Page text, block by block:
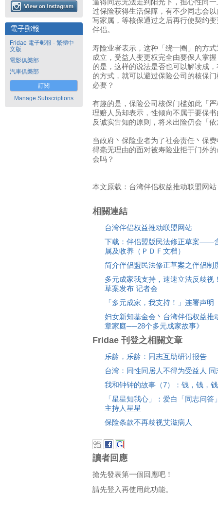
電子郵報
Fridae 電子郵報 - 繁體中
文版
電影俱樂部
汽車俱樂部
訂閱
Manage Subscriptions
逼得同志无法走到阳光下，担心性向
过保险获得生活保障，有不少同志会
写家属，等核保通过之后再行使契约
伴侣。
寿险业者表示，这种「绕一圈」的方
成立，受益人变更权完全由要保人掌
的是，这样的说法是否也可以解读成
的方式，就可以避过保险公司的核保
必要？
有趣的是，保险公司核保门槛如此「
理赔人员却表示，性倾向不属于要保
反诚实告知的原则，将来出险仍会「
当政府丶保险业者为了社会责任丶保
得毫无理由的面对被寿险业拒于门外
会吗？
本文原载：台湾伴侣权益推动联盟网站
相關連結
台湾伴侣权益推动联盟网站
下载：伴侣盟版民法修正草案――
属及收养（ＰＤＦ文档）
简介伴侣盟民法修正草案之伴侣制
多元成家我支持，速速立法反歧视
草案发布 记者会
「多元成家，我支持！」连署声明
妇女新知基金会丶台湾伴侣权益推
章家庭──28个多元成家故事》
Fridae 刊登之相關文章
乐龄，乐龄：同志互助研讨报告
台湾：同性同居人不得为受益人
我和钟钟的故事（7）：钱，钱，钱
「星星知我心」：爱白「同志问
主持人星星
保险条款不再歧视艾滋病人
讀者回應
搶先發表第一個回應吧！
請先登入再使用此功能。